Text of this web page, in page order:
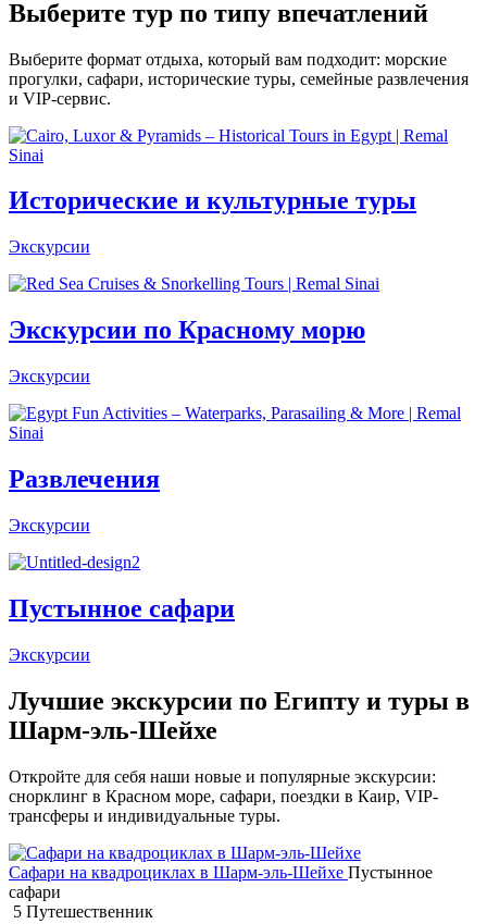
Выберите тур по типу впечатлений
Выберите формат отдыха, который вам подходит: морские
прогулки, сафари, исторические туры, семейные развлечения
и VIP-сервис.
Исторические и культурные туры
Экскурсии
Экскурсии по Красному морю
Экскурсии
Развлечения
Экскурсии
Пустынное сафари
Экскурсии
Лучшие экскурсии по Египту и туры в
Шарм-эль-Шейхе
Откройте для себя наши новые и популярные экскурсии:
снорклинг в Красном море, сафари, поездки в Каир, VIP-
трансферы и индивидуальные туры.
Сафари на квадроциклах в Шарм-эль-Шейхе Пустынное
сафари
5 Путешественник